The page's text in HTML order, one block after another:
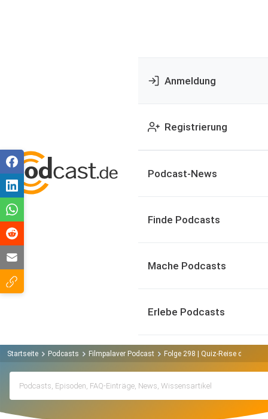
Anmeldung
Registrierung
Podcast-News
Finde Podcasts
Mache Podcasts
Erlebe Podcasts
Startseite Podcasts Filmpalaver Podcast Folge 298 | Quiz-Reise durch